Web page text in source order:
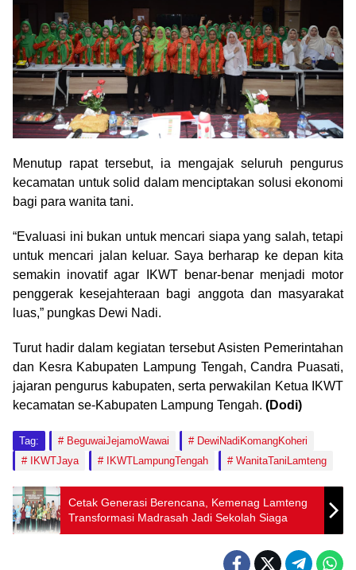
Menutup rapat tersebut, ia mengajak seluruh pengurus
kecamatan untuk solid dalam menciptakan solusi ekonomi
bagi para wanita tani.
“Evaluasi ini bukan untuk mencari siapa yang salah, tetapi
untuk mencari jalan keluar. Saya berharap ke depan kita
semakin inovatif agar IKWT benar-benar menjadi motor
penggerak kesejahteraan bagi anggota dan masyarakat
luas,” pungkas Dewi Nadi.
Turut hadir dalam kegiatan tersebut Asisten Pemerintahan
dan Kesra Kabupaten Lampung Tengah, Candra Puasati,
jajaran pengurus kabupaten, serta perwakilan Ketua IKWT
kecamatan se-Kabupaten Lampung Tengah. (Dodi)
Tag: BeguwaiJejamoWawai
DewiNadiKomangKoheri
IKWTJaya
IKWTLampungTengah WanitaTaniLamteng
Cetak Generasi Berencana, Kemenag Lamteng
Transformasi Madrasah Jadi Sekolah Siaga